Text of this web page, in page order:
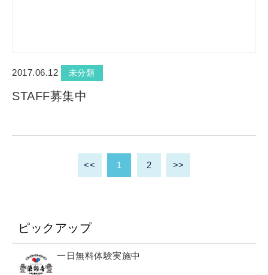
2017.06.12 未分類
STAFF募集中
<< 1 2 >>
ピックアップ
一日無料体験実施中